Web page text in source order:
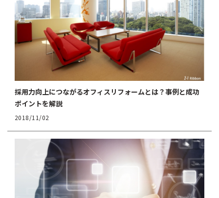
採用力向上につながるオフィスリフォームとは？事例と成功
ポイントを解説
2018/11/02